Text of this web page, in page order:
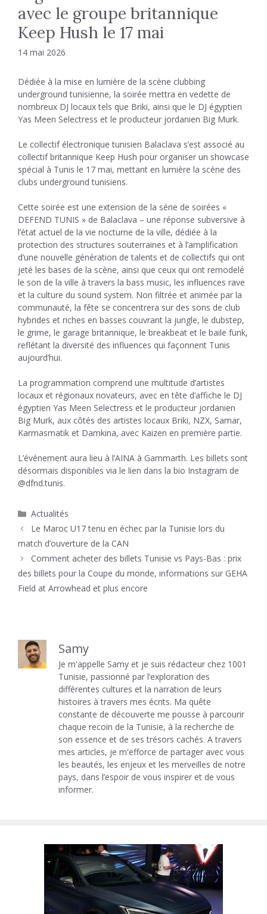
avec le groupe britannique
Keep Hush le 17 mai
14 mai 2026
Dédiée à la mise en lumière de la scène clubbing
underground tunisienne, la soirée mettra en vedette de
nombreux DJ locaux tels que Briki, ainsi que le DJ égyptien
Yas Meen Selectress et le producteur jordanien Big Murk.
Le collectif électronique tunisien Balaclava s’est associé au
collectif britannique Keep Hush pour organiser un showcase
spécial à Tunis le 17 mai, mettant en lumière la scène des
clubs underground tunisiens.
Cette soirée est une extension de la série de soirées «
DEFEND TUNIS » de Balaclava – une réponse subversive à
l’état actuel de la vie nocturne de la ville, dédiée à la
protection des structures souterraines et à l’amplification
d’une nouvelle génération de talents et de collectifs qui ont
jeté les bases de la scène, ainsi que ceux qui ont remodelé
le son de la ville à travers la bass music, les influences rave
et la culture du sound system. Non filtrée et animée par la
communauté, la fête se concentrera sur des sons de club
hybrides et riches en basses couvrant la jungle, le dubstep,
le grime, le garage britannique, le breakbeat et le baile funk,
reflétant la diversité des influences qui façonnent Tunis
aujourd’hui.
La programmation comprend une multitude d’artistes
locaux et régionaux novateurs, avec en tête d’affiche le DJ
égyptien Yas Meen Selectress et le producteur jordanien
Big Murk, aux côtés des artistes locaux Briki, NZX, Samar,
Karmasmatik et Damkina, avec Kaizen en première partie.
L’événement aura lieu à l’AINA à Gammarth. Les billets sont
désormais disponibles via le lien dans la bio Instagram de
@dfnd.tunis.
Catégories
Actualités
Le Maroc U17 tenu en échec par la Tunisie lors du
match d’ouverture de la CAN
Comment acheter des billets Tunisie vs Pays-Bas : prix
des billets pour la Coupe du monde, informations sur GEHA
Field at Arrowhead et plus encore
Samy
Je m'appelle Samy et je suis rédacteur chez 1001
Tunisie, passionné par l’exploration des
différentes cultures et la narration de leurs
histoires à travers mes écrits. Ma quête
constante de découverte me pousse à parcourir
chaque recoin de la Tunisie, à la recherche de
son essence et de ses trésors cachés. A travers
mes articles, je m'efforce de partager avec vous
les beautés, les enjeux et les merveilles de notre
pays, dans l’espoir de vous inspirer et de vous
informer.